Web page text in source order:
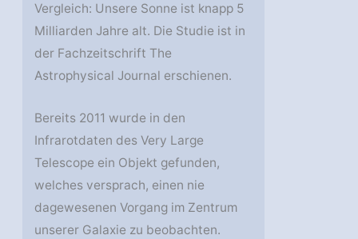
Vergleich: Unsere Sonne ist knapp 5
Milliarden Jahre alt. Die Studie ist in
der Fachzeitschrift The
Astrophysical Journal erschienen.
Bereits 2011 wurde in den
Infrarotdaten des Very Large
Telescope ein Objekt gefunden,
welches versprach, einen nie
dagewesenen Vorgang im Zentrum
unserer Galaxie zu beobachten.